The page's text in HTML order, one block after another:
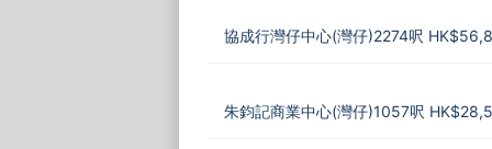
協成行灣仔中心(灣仔)2274呎
朱鈞記商業中心(灣仔)1057呎